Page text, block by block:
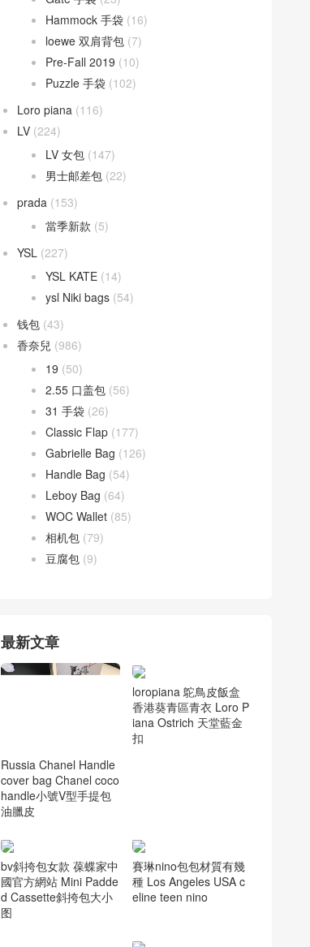
Hammock 手袋 (16)
loewe 双肩背包 (7)
Pre-Fall 2019 (10)
Puzzle 手袋 (102)
Loro piana (116)
LV (224)
LV 女包 (147)
男士邮差包 (22)
prada (153)
當季新款 (5)
YSL (227)
YSL KATE (14)
ysl Niki bags (54)
钱包 (43)
香奈兒 (986)
19 (50)
2.55 口盖包 (56)
31 手袋 (26)
Classic Flap (177)
Gabrielle Bag (126)
Handle Bag (54)
Leboy Bag (64)
WOC Wallet (85)
相机包 (79)
豆腐包 (9)
最新文章
Russia Chanel Handle
cover bag Chanel coco
handle小號V型手提包
油臘皮
loropiana 鴕鳥皮飯盒
香港葵青區青衣 Loro P
iana Ostrich 天堂藍金
扣
bv斜挎包女款 葆蝶家中
國官方網站 Mini Padde
d Cassette斜挎包大小
图
賽琳nino包包材質有幾
種 Los Angeles USA c
eline teen nino